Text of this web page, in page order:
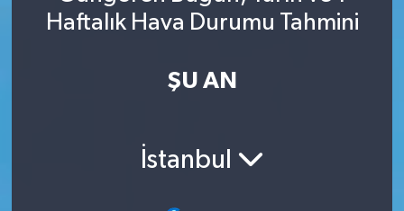
Haftalık Hava Durumu Tahmini
ŞU AN
İstanbul